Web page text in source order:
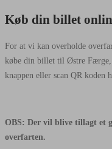
Køb din billet
For at vi kan overholde
købe din billet til Østre
knappen eller scan QR koden
OBS: Der vil blive tillagt et
overfarten.